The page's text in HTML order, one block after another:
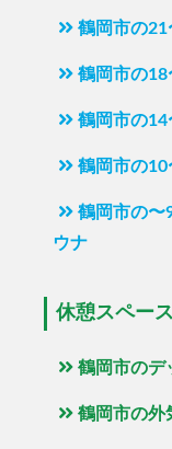
鶴岡市の
鶴岡市の
鶴岡市の
鶴岡市の
鶴岡市の〜
ウナ
休憩スペー
鶴岡市のデ
鶴岡市の外